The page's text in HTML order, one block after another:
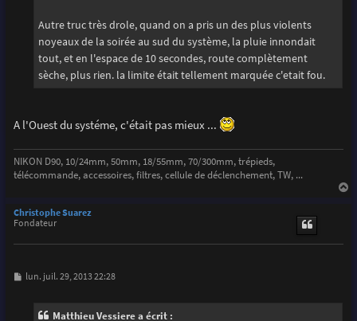
Autre truc très drole, quand on a pris un des plus violents
noyeaux de la soirée au sud du système, la pluie innondait
tout, et en l'espace de 10 secondes, route complètement
sèche, plus rien. la limite était tellement marquée c'etait fou.
A l'Ouest du systéme, c'était pas mieux ...
NIKON D90, 10/24mm, 50mm, 18/55mm, 70/300mm, trépieds,
télécommande, accessoires, filtres, cellule de déclenchement, TW, ...
Christophe Suarez
Fondateur
Mlun. juil. 29, 2013 22:28
Matthieu Vessiere a écrit :